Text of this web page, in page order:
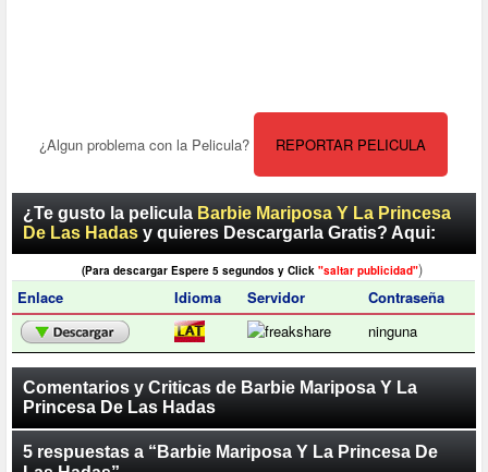
¿Algun problema con la Pelicula? REPORTAR PELICULA
¿Te gusto la pelicula Barbie Mariposa Y La Princesa
De Las Hadas y quieres Descargarla Gratis? Aqui:
(Para descargar Espere 5 segundos y Click "saltar publicidad")
Enlace
Idioma Servidor
Contraseña
ninguna
Comentarios y Criticas de Barbie Mariposa Y La
Princesa De Las Hadas
5 respuestas a “Barbie Mariposa Y La Princesa De